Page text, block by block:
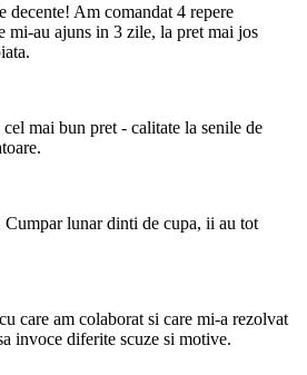
decente! Am comandat 4 repere
mi-au ajuns in 3 zile, la pret mai jos
mai bun pret - calitate la senile de
lunar dinti de cupa, ii au tot
care am colaborat si care mi-a rezolvat
invoce diferite scuze si motive.